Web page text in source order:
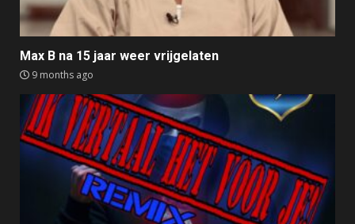
Max B na 15 jaar weer vrijgelaten
9 months ago